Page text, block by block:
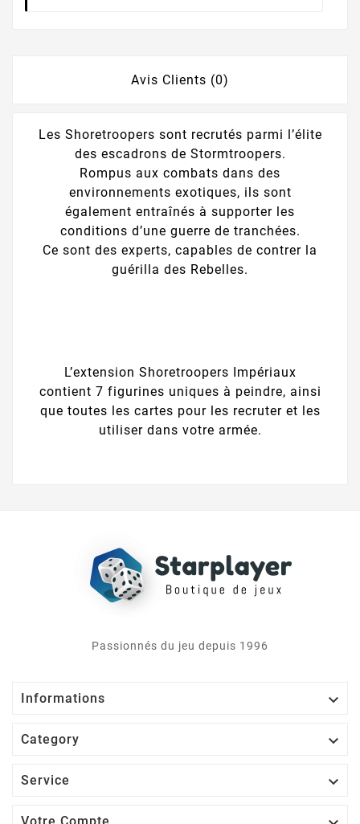
Avis Clients (0)
Les Shoretroopers sont recrutés parmi l’élite
des escadrons de Stormtroopers.
Rompus aux combats dans des
environnements exotiques, ils sont
également entraînés à supporter les
conditions d’une guerre de tranchées.
Ce sont des experts, capables de contrer la
guérilla des Rebelles.
L’extension Shoretroopers Impériaux
contient 7 figurines uniques à peindre, ainsi
que toutes les cartes pour les recruter et les
utiliser dans votre armée.
Passionnés du jeu depuis 1996
Informations 
Category 
Service 